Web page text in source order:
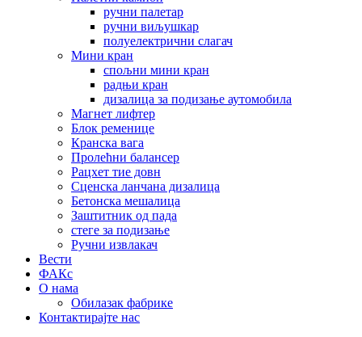
ручни палетар
ручни виљушкар
полуелектрични слагач
Мини кран
спољни мини кран
радњи кран
дизалица за подизање аутомобила
Магнет лифтер
Блок ременице
Кранска вага
Пролећни балансер
Рацхет тие довн
Сценска ланчана дизалица
Бетонска мешалица
Заштитник од пада
стеге за подизање
Ручни извлакач
Вести
ФАКс
О нама
Обилазак фабрике
Контактирајте нас